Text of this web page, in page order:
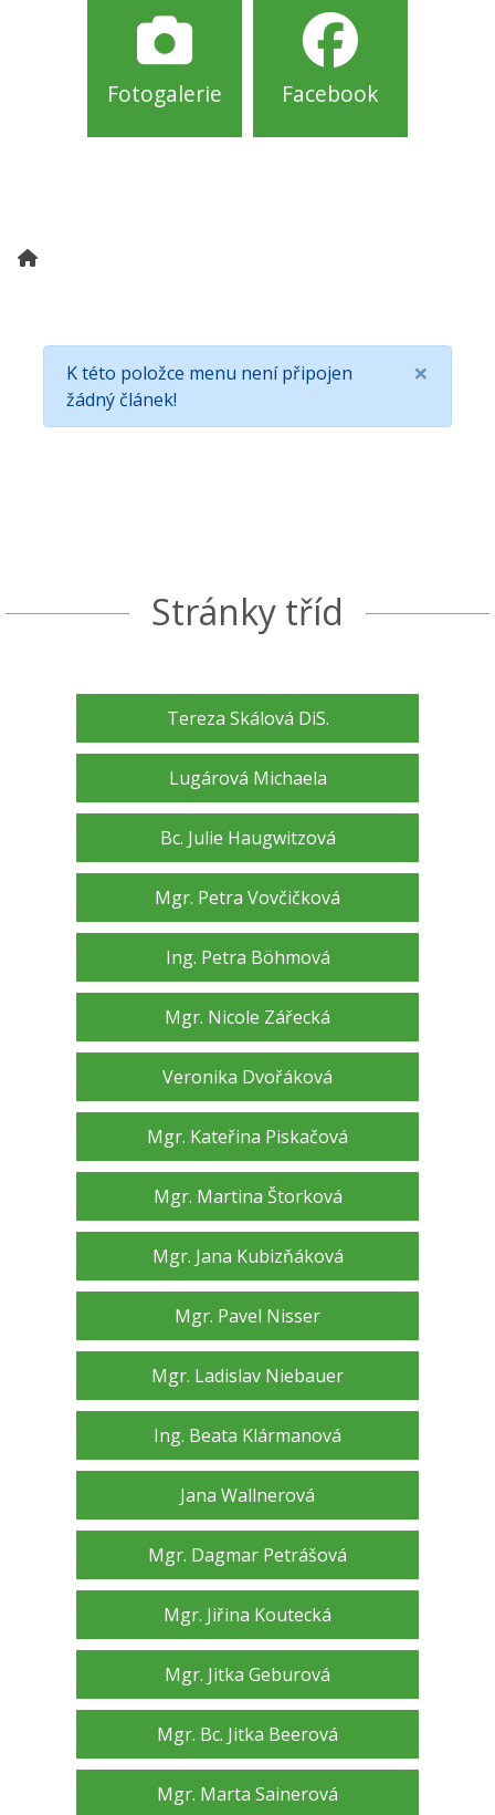
Fotogalerie Facebook
×
K této položce menu není připojen
žádný článek!
Stránky tříd
Tereza Skálová DiS.
Lugárová Michaela
Bc. Julie Haugwitzová
Mgr. Petra Vovčičková
Ing. Petra Böhmová
Mgr. Nicole Zářecká
Veronika Dvořáková
Mgr. Kateřina Piskačová
Mgr. Martina Štorková
Mgr. Jana Kubizňáková
Mgr. Pavel Nisser
Mgr. Ladislav Niebauer
Ing. Beata Klármanová
Jana Wallnerová
Mgr. Dagmar Petrášová
Mgr. Jiřina Koutecká
Mgr. Jitka Geburová
Mgr. Bc. Jitka Beerová
Mgr. Marta Sainerová